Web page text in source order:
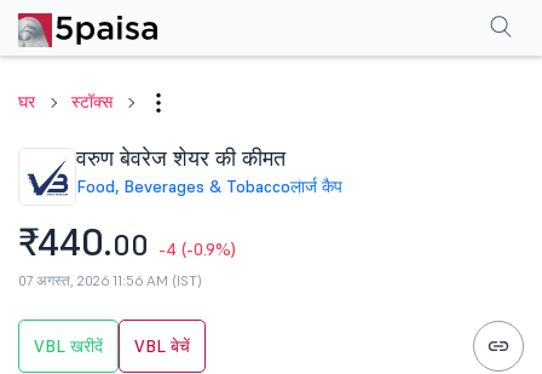
घर स्टॉक्स
वरुण बेवरेज शेयर की कीमत
Food, Beverages & Tobaccoलार्ज कैप
₹440.00 -4 (-0.9%)
07 अगस्त, 2026 11:56 AM (IST)
VBL खरीदें VBL बेचें
परफॉर्मेंसफाइनेंशियल्स सामान्य